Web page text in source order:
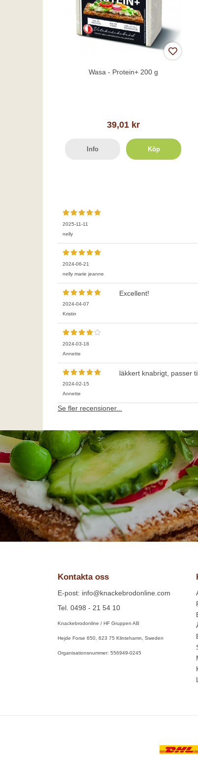
Wasa - Protein+ 200 g
39,01 kr
Info Köp
2025-11-11
nelly
2024-06-21
nelly marie jeanne
2024-04-07
Kristin
Excellent!
2024-03-18
Annette
2024-02-15
Annette
läkkert knabrigt, passer
Se fler recensioner...
Kontakta oss
E-post: info@knackebrodonline.com
Tel. 0498 - 21 54 10
Knackebrodonline / HF Gruppen AB
Hejde Forse 650, 623 75 Klintehamn, Sweden
Organisationsnummer: 556949-0245